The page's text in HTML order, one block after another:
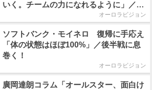
いく。チームの力になれるように」／後
オーロラビジョン
ソフトバンク・モイネロ 復帰に手応え
「体の状態はほぼ100%」／後半戦に息
巻く！
オーロラビジョン
廣岡達朗コラム「オールスター、面白け